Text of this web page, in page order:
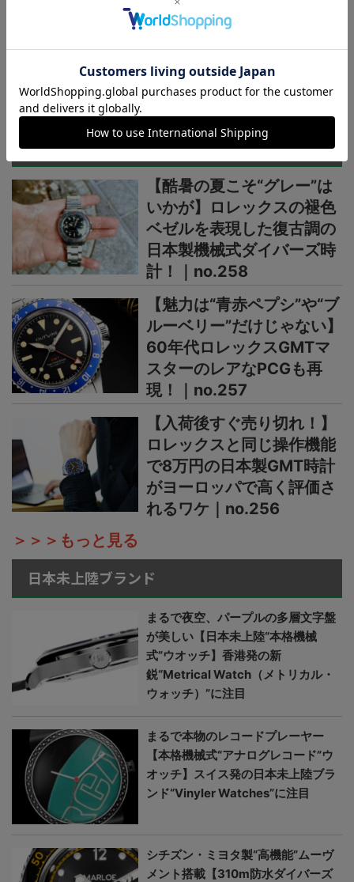
【薄型・軽量な“メタルベゼ
ル×カーボン”仕様】“G-
STEEL”シリーズからウレタ
ンベルト仕様の新機軸
＞＞＞もっと見る
OUTLINEニュース
【酷暑の夏こそ“グレー”は
いかが】ロレックスの褪色
ベゼルを表現した復古調の
日本製機械式ダイバーズ時
計！｜no.258
【魅力は“青赤ペプシ”や“ブ
ルーベリー”だけじゃない】
60年代ロレックスGMTマ
スターのレアなPCGも再
現！｜no.257
【入荷後すぐ売り切れ！】
ロレックスと同じ操作機能
で8万円の日本製GMT時計
がヨーロッパで高く評価さ
れるワケ｜no.256
＞＞＞もっと見る
日本未上陸ブランド
まるで夜空、パープルの多層文字盤
が美しい【日本未上陸“本格機械
式”ウオッチ】香港発の新
鋭“Metrical Watch（メトリカル・
ウォッチ）”に注目
まるで本物のレコードプレーヤー
【本格機械式“アナログレコード”ウ
オッチ】スイス発の日本未上陸ブラ
ンド“Vinyler Watches”に注目
シチズン・ミヨタ製“高機能”ムーヴ
メント搭載【310m防水ダイバーズ